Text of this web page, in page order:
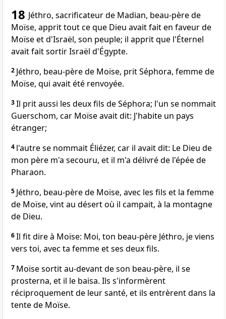
18 Jéthro, sacrificateur de Madian, beau-père de
Moïse, apprit tout ce que Dieu avait fait en faveur de
Moïse et d'Israël, son peuple; il apprit que l'Éternel
avait fait sortir Israël d'Égypte.
2 Jéthro, beau-père de Moïse, prit Séphora, femme de
Moïse, qui avait été renvoyée.
3Il prit aussi les deux fils de Séphora; l'un se nommait
Guerschom, car Moïse avait dit: J'habite un pays
étranger;
4 l'autre se nommait Éliézer, car il avait dit: Le Dieu de
mon père m'a secouru, et il m'a délivré de l'épée de
Pharaon.
5 Jéthro, beau-père de Moïse, avec les fils et la femme
de Moïse, vint au désert où il campait, à la montagne
de Dieu.
6Il fit dire à Moïse: Moi, ton beau-père Jéthro, je viens
vers toi, avec ta femme et ses deux fils.
7 Moïse sortit au-devant de son beau-père, il se
prosterna, et il le baisa. Ils s'informèrent
réciproquement de leur santé, et ils entrèrent dans la
tente de Moïse.